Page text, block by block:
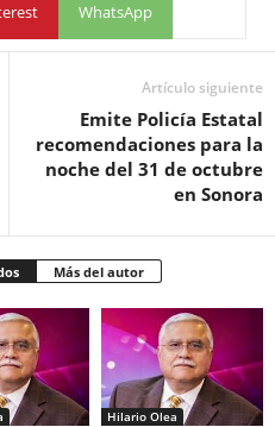
WhatsApp
Artículo siguiente
Emite Policía Estatal
recomendaciones para la
noche del 31 de octubre
en Sonora
Más del autor
Hilario Olea